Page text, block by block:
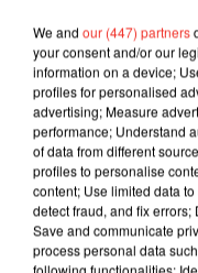
LES
FRANCE
"JE
We and our (447) partners
your consent and/or our
information on a device;
profiles for personalised
advertising; Measure
performance; Understand
of data from different
profiles to personalise
content; Use limited data
detect fraud, and fix
Save and communicate
process personal data
following functionalities: